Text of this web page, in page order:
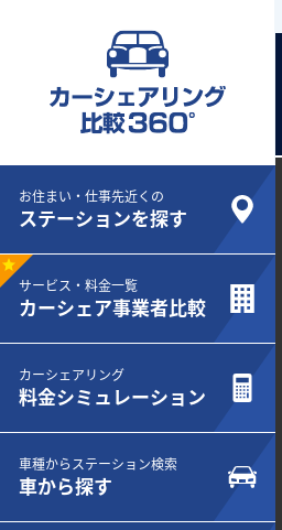
お住まい・仕事先近くの
ステーションを探す
サービス・料金一覧
カーシェア事業者比較
カーシェアリング
料金シミュレーション
車種からステーション検索
車から探す